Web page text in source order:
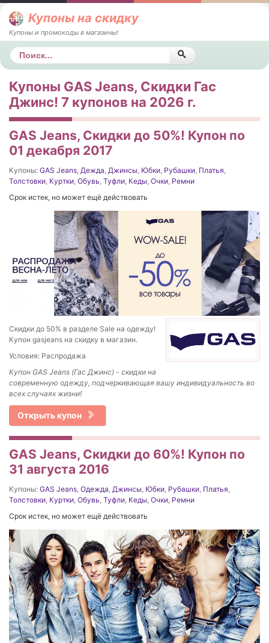
Купоны на скидку
Купоны и промокоды в магазины!
Поиск
Купоны GAS Jeans, Скидки Гас
Джинс! 7 купонов на 2026 г.
GAS Jeans, Скидки до 50%! Купон по
01 декабря 2017
Купоны: GAS Jeans, Дежда, Джинсы, Юбки, Рубашки, Платья,
Толстовки, Куртки, Обувь, Туфли, Кеды, Очки, Ремни
Срок истек, но может ещё действовать
Скидки до 50% в разделе Sale на одежду!
Купон gasjeans на скидку в магазин.
Условия: Распродажа
Купон GAS Jeans (Гас Джинс) - скидки на
современную одежду, подчеркивающая вашу индивидуальность во
всех случаях жизни!
Открыть купон
GAS Jeans, Скидки до 60%! Купон по
31 августа 2016
Купоны: GAS Jeans Одежда Джинсы Юбки Рубашки Платья
Толстовки Куртки Обувь Туфли Кеды Очки Ремни
Срок истек, но может ещё действовать